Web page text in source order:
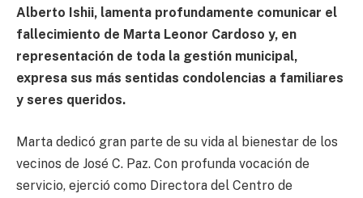
Alberto Ishii, lamenta profundamente comunicar el
fallecimiento de Marta Leonor Cardoso y, en
representación de toda la gestión municipal,
expresa sus más sentidas condolencias a familiares
y seres queridos.
Marta dedicó gran parte de su vida al bienestar de los
vecinos de José C. Paz. Con profunda vocación de
servicio, ejerció como Directora del Centro de